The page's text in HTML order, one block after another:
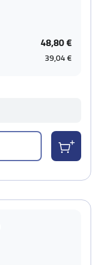
48,80 €
39,04 €